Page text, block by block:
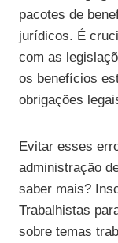
pacotes de
jurídicos. É
com as
os benefícios
obrigações
Evitar esses
administração
saber mais?
Trabalhistas
sobre temas